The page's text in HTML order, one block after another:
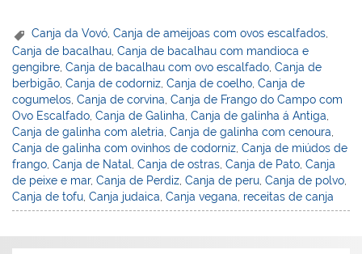
er
e
st
k
e
dI
n
c
e
b
o
o
k
itt
er
ai
l
h
o
o
M
ai
l
t
ar
e
Canja da Vovó,Canja de ameijoas com ovos escalfados,
Canja de bacalhau ,Canja de bacalhau com mandioca e
gengibre ,Canja de bacalhau com ovo escalfado ,Canja de
berbigão ,Canja de codorniz ,Canja de coelho ,Canja de
cogumelos ,Canja de corvina ,Canja de Frango do Campo com
Ovo Escalfado ,Canja de Galinha ,Canja de galinha á Antiga
Canja de galinha com aletria ,Canja de galinha com cenoura
Canja de galinha com ovinhos de codorniz ,Canja de miúdos de
frango ,Canja de Natal ,Canja de ostras ,Canja de Pato ,Canja
de peixe e mar,Canja de Perdiz ,Canja de peru ,Canja de polvo
Canja de tofu ,Canja judaica ,Canja vegana receitas de canja